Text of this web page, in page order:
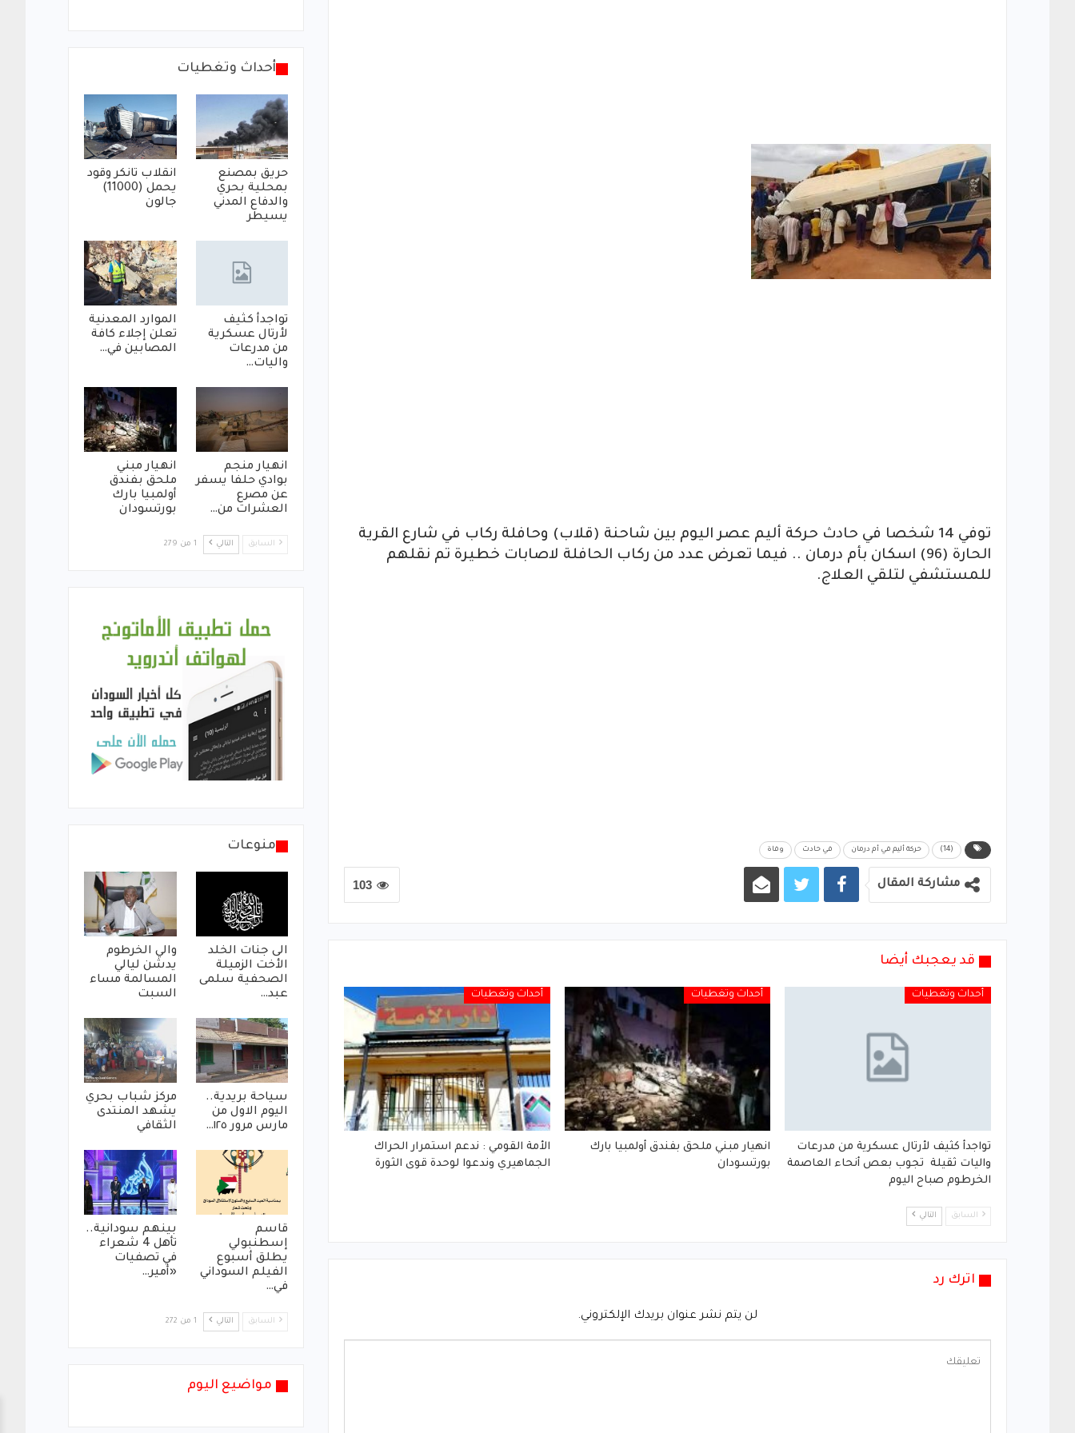
توفي 14 شخصا في حادث حركة أليم عصر اليوم بين شاحنة (قلاب) وحافلة ركاب في شارع القرية
الحارة (96) اسكان بأم درمان .. فيما تعرض عدد من ركاب الحافلة لاصابات خطيرة تم نقلهم
للمستشفي لتلقي العلاج.
(14) حركة أليم في أم درمان في حادث وفاة
103 مشاركة المقال
قد يعجبك أيضا
أحداث وتغطيات
تواجدأ كثيف لأرتال عسكرية من مدرعات
واليات ثقيلة تجوب بعص أنحاء العاصمة
الخرطوم صباح اليوم
أحداث وتغطيات
انهيار مبني ملحق بفندق أولمبيا بارك
بورتسودان
أحداث وتغطيات
الأمة القومي : ندعم استمرار الحراك
الجماهيري وندعوا لوحدة قوى الثورة
السابق التالي
اترك رد
لن يتم نشر عنوان بريدك الإلكتروني.
أحداث وتغطيات
حريق بمصنع
بمحلية بحري
والدفاع المدني
يسيطر
انقلاب تانكر وقود
يحمل (11000)
جالون
تواجدأ كثيف
لأرتال عسكرية
من مدرعات
واليات…
الموارد المعدنية
تعلن إجلاء كافة
المصابين في…
انهيار منجم
بوادي حلفا يسفر
عن مصرع
العشرات من…
انهيار مبني
ملحق بفندق
أولمبيا بارك
بورتسودان
السابق التالي 1 من 279
منوعات
الى جنات الخلد
الأخت الزميلة
الصحفية سلمى
عبد…
والي الخرطوم
يدشن ليالي
المسالمة مساء
السبت
سياحة بريدية..
اليوم الاول من
مارس مرور ١٢٥…
مركز شباب بحري
يشهد المنتدى
الثقافي
قاسم
إسطنبولي
يطلق أسبوع
الفيلم السوداني
في…
بينهم سودانية..
تأهل 4 شعراء
في تصفيات
«أمير…
السابق التالي 1 من 272
مواضيع اليوم